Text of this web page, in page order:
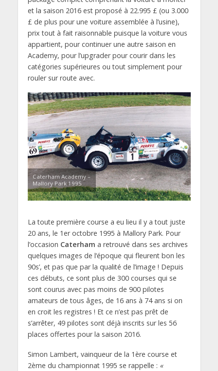
et la saison 2016 est proposé à 22.995 £ (ou 3.000
£ de plus pour une voiture assemblée à l’usine),
prix tout à fait raisonnable puisque la voiture vous
appartient, pour continuer une autre saison en
Academy, pour l’upgrader pour courir dans les
catégories supérieures ou tout simplement pour
rouler sur route avec.
Caterham Academy –
Mallory Park 1995
La toute première course a eu lieu il y a tout juste
20 ans, le 1er octobre 1995 à Mallory Park. Pour
l’occasion Caterham a retrouvé dans ses archives
quelques images de l’époque qui fleurent bon les
90s’, et pas que par la qualité de l’image ! Depuis
ces débuts, ce sont plus de 300 courses qui se
sont courus avec pas moins de 900 pilotes
amateurs de tous âges, de 16 ans à 74 ans si on
en croit les registres ! Et ce n’est pas prêt de
s’arrêter, 49 pilotes sont déjà inscrits sur les 56
places offertes pour la saison 2016.
Simon Lambert, vainqueur de la 1ère course et
2ème du championnat 1995 se rappelle : «